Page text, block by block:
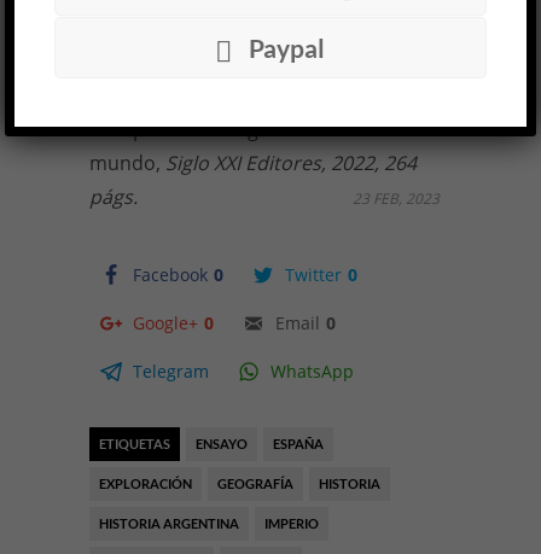
construyeron el Río de la Plata?
europeos en el lugar donde se acaba el
mundo, Siglo XXI Editores, 2022, 264
págs.
Facebook 0 Twitter 0
Google+ 0 Email 0
Telegram WhatsApp
23 FEB, 2023
ETIQUETAS ENSAYO ESPAÑA
EXPLORACIÓN GEOGRAFÍA HISTORIA
HISTORIA ARGENTINA IMPERIO
Paypal